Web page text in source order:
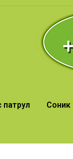
патрул Соник